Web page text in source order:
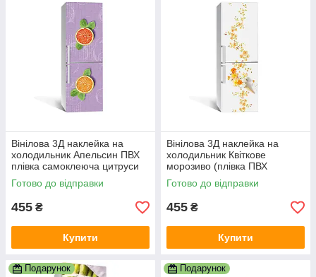
Вінілова 3Д наклейка на
холодильник Апельсин ПВХ
плівка самоклеюча цитруси
Фрукти Фіолетовий 600х1800
мм
Готово до відправки
455 ₴
Купити
Вінілова 3Д наклейка на
холодильник Квіткове
морозиво (плівка ПВХ
фотодрук) 600х1800 мм
Абстракція Білий
Готово до відправки
455 ₴
Купити
Подарунок Подарунок